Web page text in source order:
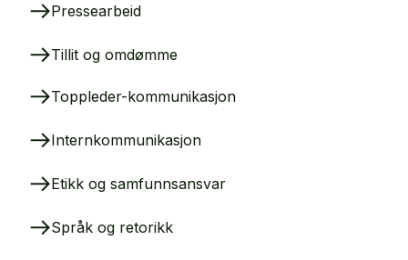
Pressearbeid
Tillit og omdømme
Toppleder-kommunikasjon
Internkommunikasjon
Etikk og samfunnsansvar
Språk og retorikk